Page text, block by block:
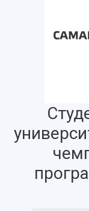
НАЗАД
Об
История
Новости
Главные
Образование
Почему я
Научно-
Основные
Научные